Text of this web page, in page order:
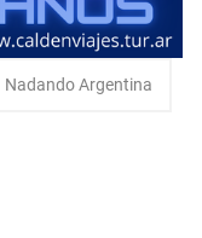
Nadando Argentina